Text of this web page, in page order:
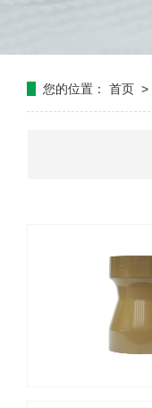
您的位置： 首页 >